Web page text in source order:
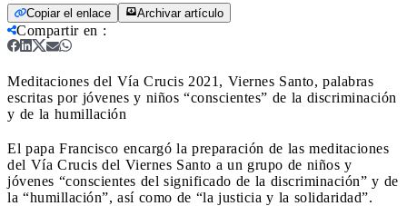
Copiar el enlace Archivar artículo
Compartir en :
Meditaciones del Vía Crucis 2021, Viernes Santo, palabras
escritas por jóvenes y niños “conscientes” de la discriminación
y de la humillación
El papa Francisco encargó la preparación de las meditaciones
del Vía Crucis del Viernes Santo a un grupo de niños y
jóvenes “conscientes del significado de la discriminación” y de
la “humillación”, así como de “la justicia y la solidaridad”.